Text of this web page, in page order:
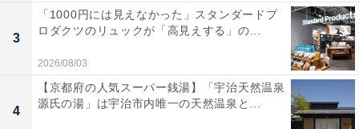
すると、売上の一部がオールアバウトに還元されること
があります。
この記事の執筆者：
All About ニュース 旅行
部
3
「1000円には見えなかった」スタンダードプ
ロダクツのリュックが「高見えする」の...
2026/08/03
4
【京都府の人気スーパー銭湯】「宇治天然温泉
源氏の湯」は宇治市内唯一の天然温泉と...